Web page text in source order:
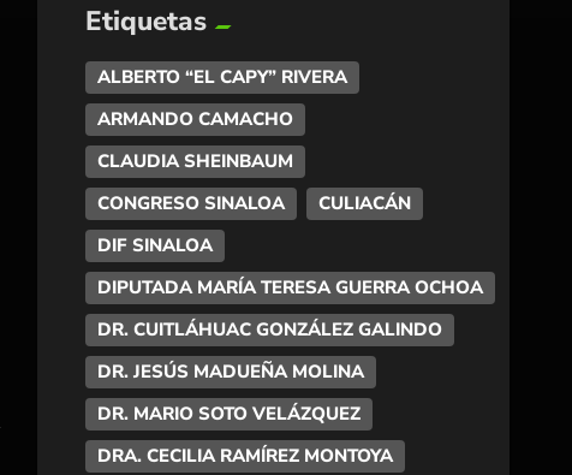
Etiquetas
ALBERTO “EL CAPY” RIVERA
ARMANDO CAMACHO
CLAUDIA SHEINBAUM
CONGRESO SINALOA
CULIACÁN
DIF SINALOA
DIPUTADA MARÍA TERESA GUERRA OCHOA
DR. CUITLÁHUAC GONZÁLEZ GALINDO
DR. JESÚS MADUEÑA MOLINA
DR. MARIO SOTO VELÁZQUEZ
DRA. CECILIA RAMÍREZ MONTOYA